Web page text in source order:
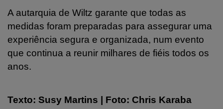
A autarquia de Wiltz garante que todas as
medidas foram preparadas para assegurar uma
experiência segura e organizada, num evento
que continua a reunir milhares de fiéis todos os
anos.
Texto: Susy Martins | Foto: Chris Karaba